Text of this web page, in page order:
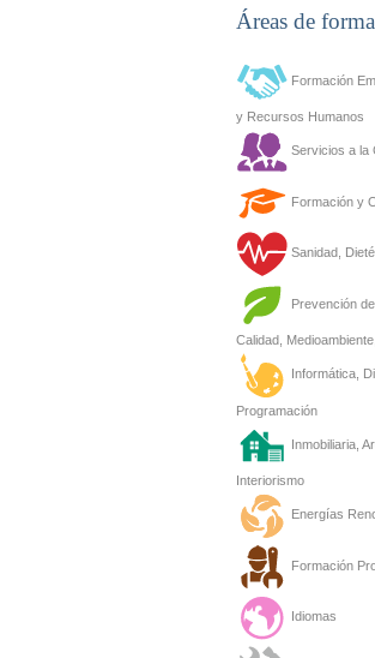
Áreas de
Formación
y Recursos Humanos
Servicios a la
Formación y
Sanidad,
Prevención
Calidad,
Informática,
Programación
Inmobiliaria,
Interiorismo
Energías
Formación
Idiomas